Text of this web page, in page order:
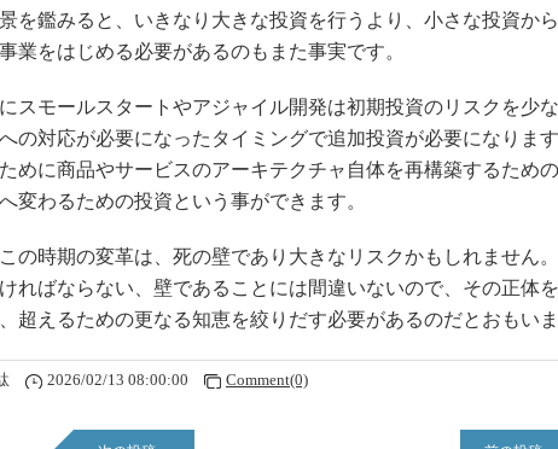
を鑑みると、いきなり大きな投資を行うより、小さな投資か
業をはじめる必要があるのもまた事実です。
スモールスタートやアジャイル開発は初期投資のリスクを少
の対応が必要になったタイミングで追加投資が必要になりま
めに商品やサービスのアーキテクチャ自体を再構築するため
変わるための投資という事ができます。
の時期の変革は、死の壁であり大きなリスクかもしれません
ればならない、壁であることには間違いないので、その正体
超えるための更なる知恵を絞りだす必要があるのだとおもいま
2026/02/13 08:00:00 Comment(0)